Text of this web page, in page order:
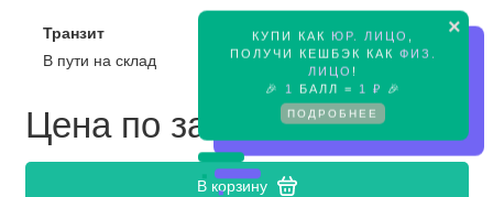
×
КУПИ КАК ЮР. ЛИЦО
ПОЛУЧИ КЕШБЭК КАК ФИЗ.
ЛИЦО !
🎉 1 БАЛЛ = 1 ₽ 🎉
ПОДРОБНЕЕ
Транзит
Предзаказ
В пути на склад
Цена по запросу
В корзину